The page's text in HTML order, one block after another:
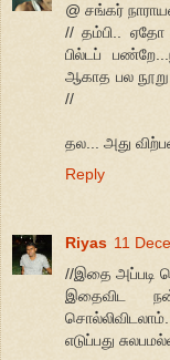
@ சங்கர்
// தம்பி.. ஏதோ
பில்டப்
ஆகாத பல
//
தல... அது
Reply
Riyas 11
//இதை அப்படி
இதைவிட
எடுப்பது